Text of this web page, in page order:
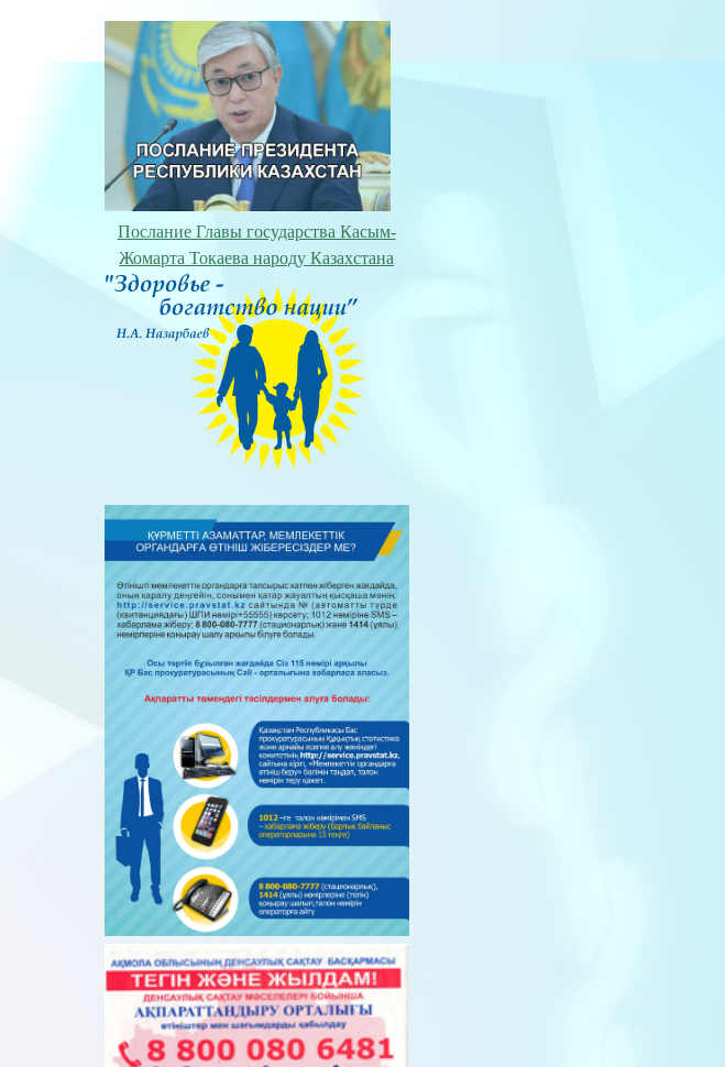
Послание Главы государства Касым-
Жомарта Токаева народу Казахстана